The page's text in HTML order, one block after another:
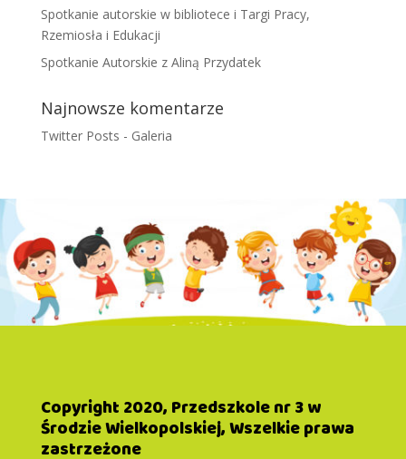
Spotkanie autorskie w bibliotece i Targi Pracy,
Rzemiosła i Edukacji
Spotkanie Autorskie z Aliną Przydatek
Najnowsze komentarze
Twitter Posts - Galeria
Copyright 2020, Przedszkole nr 3 w
Środzie Wielkopolskiej, Wszelkie prawa
zastrzeżone